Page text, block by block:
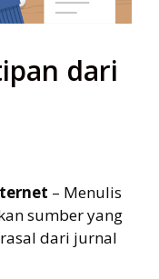
dari
– Menulis
sumber yang
dari jurnal